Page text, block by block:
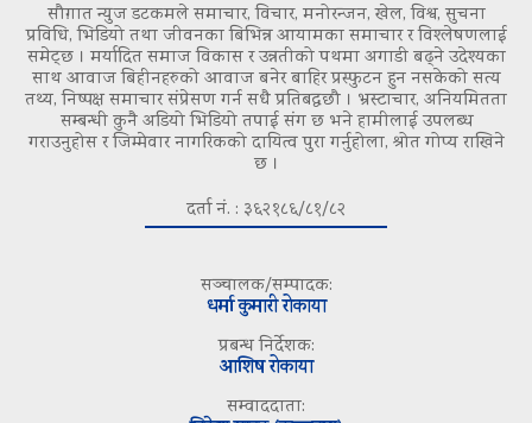
सौग़ात न्युज डटकमले समाचार, विचार, मनोरन्जन, खेल, विश्व, सुचना
प्रविधि, भिडियो तथा जीवनका बिभिन्न आयामका समाचार र विश्लेषणलाई
समेट्छ । मर्यादित समाज विकास र उन्नतीको पथमा अगाडी बढ्ने उदेश्यका
साथ आवाज बिहीनहरुको आवाज बनेर बाहिर प्रस्फुटन हुन नसकेको सत्य
तथ्य, निष्पक्ष समाचार संप्रेसण गर्न सधै प्रतिबद्धछौ । भ्रस्टाचार, अनियमितता
सम्बन्धी कुनै अडियो भिडियो तपाई संग छ भने हामीलाई उपलब्ध
गराउनुहोस र जिम्मेवार नागरिकको दायित्व पुरा गर्नुहोला, श्रोत गोप्य राखिने
छ ।
दर्ता नं. : ३६२१८६/८१/८२
सञ्चालक/सम्पादक:
धर्मा कुमारी रोकाया
प्रबन्ध निर्देशक:
आशिष रोकाया
सम्वाददाता: